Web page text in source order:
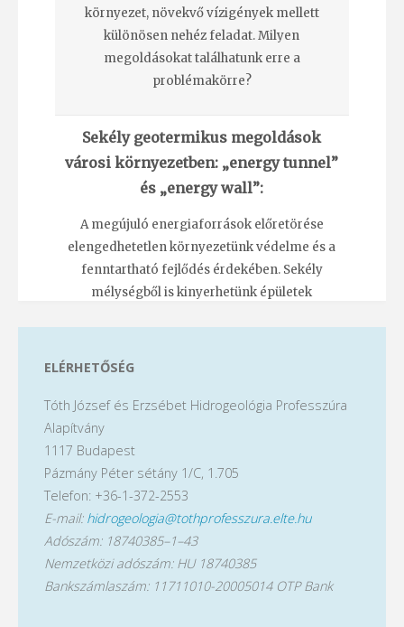
környezet, növekvő vízigények mellett
különösen nehéz feladat. Milyen
megoldásokat találhatunk erre a
problémakörre?
Sekély geotermikus megoldások
városi környezetben: „energy tunnel”
és „energy wall”:
A megújuló energiaforrások előretörése
elengedhetetlen környezetünk védelme és a
fenntartható fejlődés érdekében. Sekély
mélységből is kinyerhetünk épületek
nagyvárosokban, például metróalagutak
hazánkban is előre mutatók és
Jelentkezés: szilvia.simon@gmail.com,
1.709 szoba
Trásy-Havril Tímea
ELÉRHETŐSÉG
Tóth József és Erzsébet Hidrogeológia Professzúra
Alapítvány
1117 Budapest
Pázmány Péter sétány 1/C, 1.705
Telefon: +36-1-372-2553
E-mail: hidrogeologia@tothprofesszura.elte.hu
Adószám: 18740385–1–43
Nemzetközi adószám: HU 18740385
Bankszámlaszám: 11711010-20005014 OTP Bank